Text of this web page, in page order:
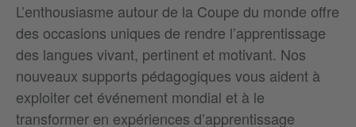
L’enthousiasme autour de la Coupe du monde offre
des occasions uniques de rendre l’apprentissage
des langues vivant, pertinent et motivant. Nos
nouveaux supports pédagogiques vous aident à
exploiter cet événement mondial et à le
transformer en expériences d’apprentissage